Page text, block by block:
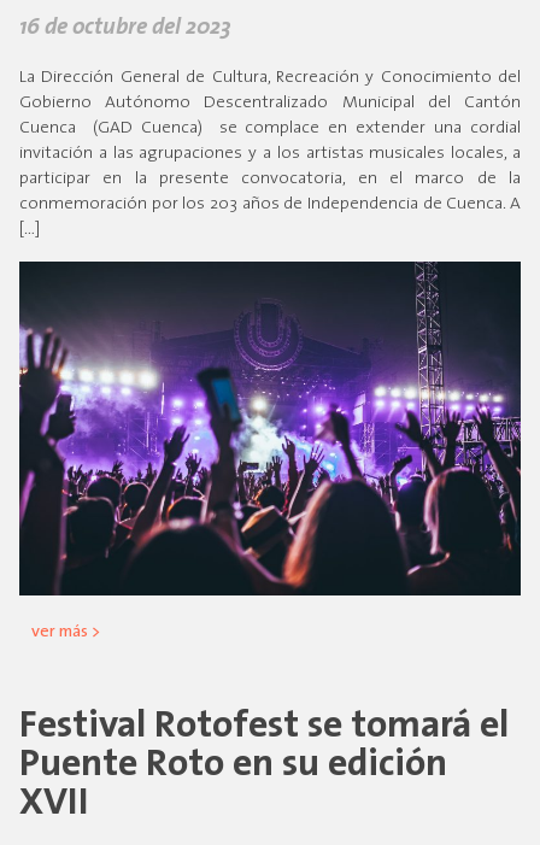
16 de octubre del 2023
La Dirección General de Cultura, Recreación y Conocimiento del
Gobierno Autónomo Descentralizado Municipal del Cantón
Cuenca (GAD Cuenca) se complace en extender una cordial
invitación a las agrupaciones y a los artistas musicales locales, a
participar en la presente convocatoria, en el marco de la
conmemoración por los 203 años de Independencia de Cuenca. A
[…]
ver más >
Festival Rotofest se tomará el
Puente Roto en su edición
XVII